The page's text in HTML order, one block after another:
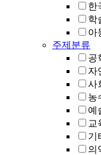
한
학
아
주제분류
공
자
사
농
예
교
기
의